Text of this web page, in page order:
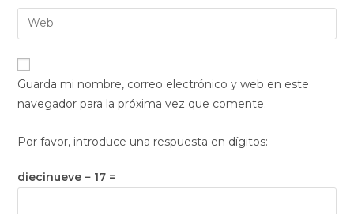
de
usuario
para
comentar
dirección
de
electrónico
para
comentar
Introduce
la
URL
de
(opcional)
Guarda mi nombre, correo electrónico y web en este
navegador para la próxima vez que comente.
Por favor, introduce una respuesta en dígitos:
diecinueve − 17 =